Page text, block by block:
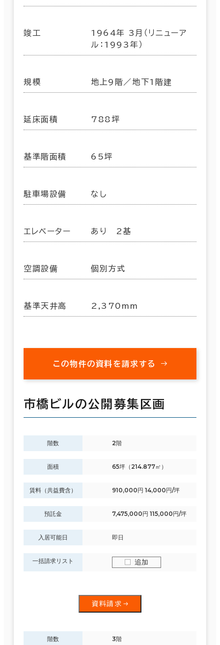
竣工
1964年 3月（リニューア
ル：1993年）
規模 地上9階／地下1階建
延床面積 788坪
基準階面積 65坪
駐車場設備 なし
エレベーター あり 2基
空調設備 個別方式
基準天井高 2,370mm
この物件の資料を請求する
市橋ビルの公開募集区画
階数 2階
面積 65坪（214.877㎡）
賃料（共益費含） 910,000円 14,000円/坪
預託金 7,475,000円 115,000円/坪
入居可能日 即日
一括請求リスト 追加
資料請求
階数 3階